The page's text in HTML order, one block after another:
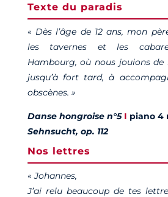
Texte du paradis
« Dès l’âge de 12 ans, mon
les tavernes et les
Hambourg, où nous jouions
jusqu’à fort tard, à
obscènes. »
Danse hongroise n°5I piano 4
Sehnsucht, op. 112
Nos lettres
«Johannes,
J’ai relu beaucoup de tes